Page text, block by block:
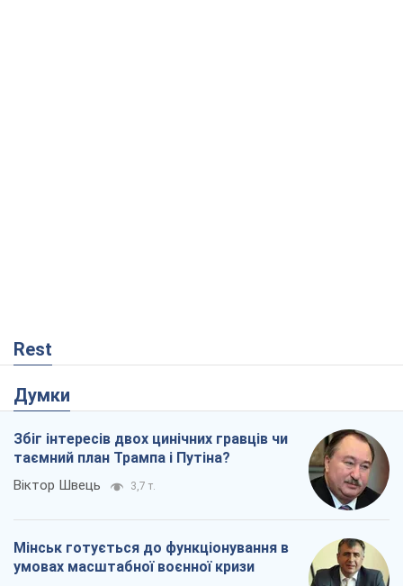
Rest
Думки
Збіг інтересів двох цинічних гравців чи
таємний план Трампа і Путіна?
Віктор Швець 3,7 т.
Мінськ готується до функціонування в
умовах масштабної воєнної кризи